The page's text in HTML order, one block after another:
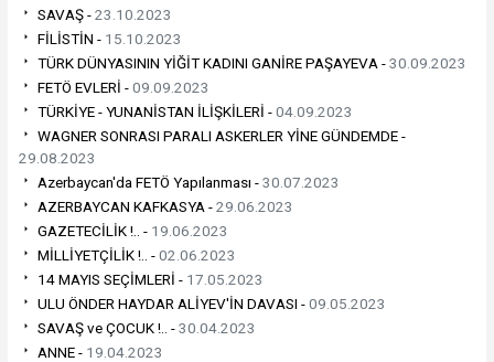
SAVAŞ -23.10.2023
FİLİSTİN - 15.10.2023
TÜRK DÜNYASININ YİĞİT KADINI GANİRE PAŞAYEVA -30.09.2023
FETÖ EVLERİ -09.09.2023
TÜRKİYE - YUNANİSTAN İLİŞKİLERİ -04.09.2023
WAGNER SONRASI PARALI ASKERLER YİNE GÜNDEMDE -
29.08.2023
Azerbaycan'da FETÖ Yapılanması -30.07.2023
AZERBAYCAN KAFKASYA -29.06.2023
GAZETECİLİK !.. - 19.06.2023
MİLLİYETÇİLİK !.. -02.06.2023
14 MAYIS SEÇİMLERİ - 17.05.2023
ULU ÖNDER HAYDAR ALİYEV'İN DAVASI -09.05.2023
SAVAŞ ve ÇOCUK !.. -30.04.2023
ANNE - 19.04.2023